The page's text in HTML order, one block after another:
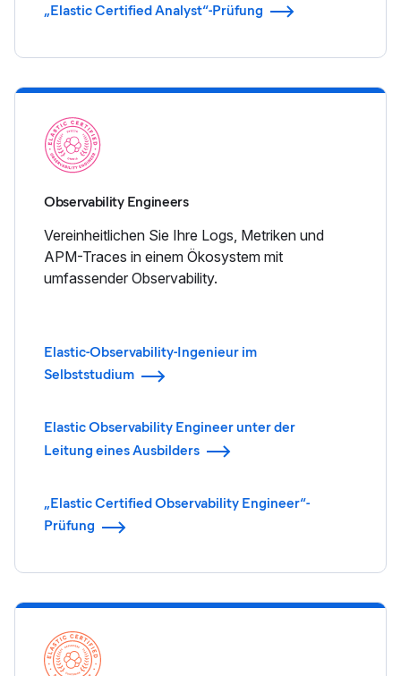
„Elastic Certified Analyst“-Prüfung
Observability Engineers
Vereinheitlichen Sie Ihre Logs, Metriken und
APM-Traces in einem Ökosystem mit
umfassender Observability.
Elastic-Observability-Ingenieur im
Selbststudium
Elastic Observability Engineer unter der
Leitung eines Ausbilders
„Elastic Certified Observability Engineer“-
Prüfung